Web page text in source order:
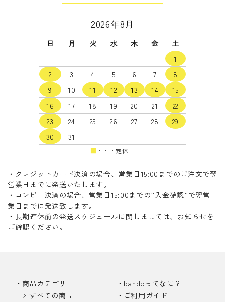
2026年8月
日 月 火 水 木 金
土
1
2
3 4 5 6 7
8
9
10 11 12 13 14
15
16
17 18 19 20 21
22
23
24 25 26 27 28
29
30
31
■ ・・・定休日
・クレジットカード決済の場合、営業日15:00までのご注文で翌
営業日までに発送いたします。
・コンビニ決済の場合、営業日15:00までの”入金確認”で翌営
業日までに発送致します。
・長期連休前の発送スケジュールに関しましては、お知らせを
ご確認ください。
商品カテゴリ
すべての商品
bandeってなに？
ご利用ガイド